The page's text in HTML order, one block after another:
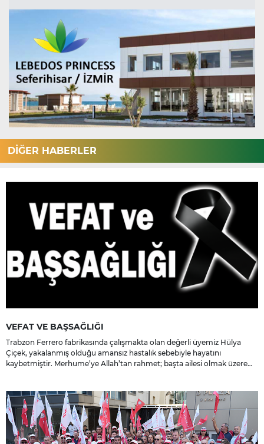
DİĞER HABERLER
VEFAT VE BAŞSAĞLIĞI
Trabzon Ferrero fabrikasında çalışmakta olan değerli üyemiz Hülya
Çiçek, yakalanmış olduğu amansız hastalık sebebiyle hayatını
kaybetmiştir. Merhume’ye Allah’tan rahmet; başta ailesi olmak üzere